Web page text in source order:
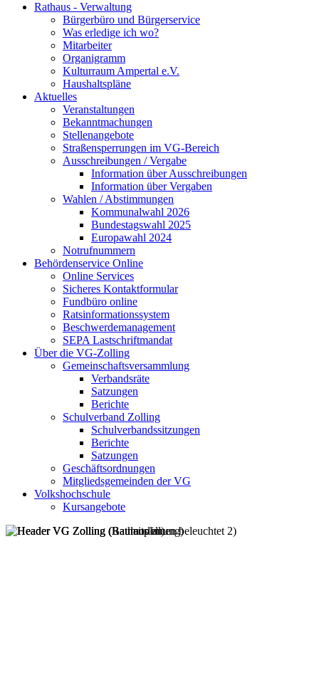
Rathaus - Verwaltung
Bürgerbüro und Bürgerservice
Was erledige ich wo?
Mitarbeiter
Organigramm
Kulturraum Ampertal e.V.
Haushaltspläne
Aktuelles
Veranstaltungen
Bekanntmachungen
Stellenangebote
Straßensperrungen im VG-Bereich
Ausschreibungen / Vergabe
Information über Ausschreibungen
Information über Vergaben
Wahlen / Abstimmungen
Kommunalwahl 2026
Bundestagswahl 2025
Europawahl 2024
Notrufnummern
Behördenservice Online
Online Services
Sicheres Kontaktformular
Fundbüro online
Ratsinformationssystem
Beschwerdemanagement
SEPA Lastschriftmandat
Über die VG-Zolling
Gemeinschaftsversammlung
Verbandsräte
Satzungen
Berichte
Schulverband Zolling
Schulverbandssitzungen
Berichte
Satzungen
Geschäftsordnungen
Mitgliedsgemeinden der VG
Volkshochschule
Kursangebote